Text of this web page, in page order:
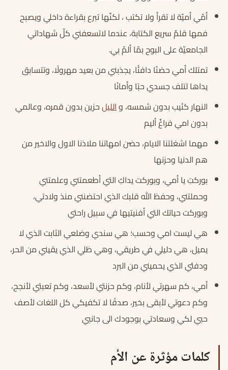
أمّي أميّة لا تقرأ ولا تكتب ، لكنّها تبرع بقراءة داخلي ويصبح
فمها قلمٌ سريع الكتابة، عندما لاتسعفني كلّ شهاداتي
الجامعيّة على البوح بمّا ألمّ بي.
تمتلك أمي حضنًا دافئًا، يجذبني من بعيد مهرولًا، وتتسابق
يداها لتلف جسدي حبًا وأمانًا
النهار كئيب بدون شمسه، والليلحزين بدون قمره، وعالمي
بدون امي فراغٌ أليم
مهما اشغلتنا الايام، حضن امهاتنا ملاذنا الاول والاخير من
هم الدنيا وحزنها
بوركتِ يا أمي، وبوركت يداكِ التي أطعمتني وعلمتني
وحملتني، وحفظ الله قلبك الذي احتضنني منذ ولادتي،
وبوركت حياتك التي أفنيتيها في سبيل راحتي
هي ليست امي وحسب؛ هي سندي وضلعي الثابت الذي لا
يميل، هي دليلي في طريقي، وهي ظلي الذي يقيني من الحر،
ودفئي الذي يحميني من البرد
أمي، كم سهرتي لأنام، وكم حزنتي لأسعد، وكم تعبتي لأنجح،
وكم دعوتي لأبقى بخير، صدقًا لا تكفيكي كل اللغات لأصف
حبي لكي وسعادتي بوجودك الى جانبي
كلمات مؤثرة عن الأم